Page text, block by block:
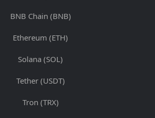
BNB Chain (BNB)
Ethereum (ETH)
Solana (SOL)
Tether (USDT)
Tron (TRX)